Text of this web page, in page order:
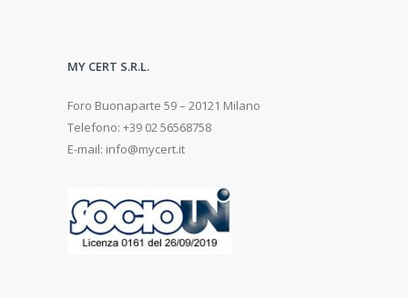
MY CERT S.R.L.
Foro Buonaparte 59 – 20121 Milano
Telefono: +39 02 56568758
E-mail: info@mycert.it